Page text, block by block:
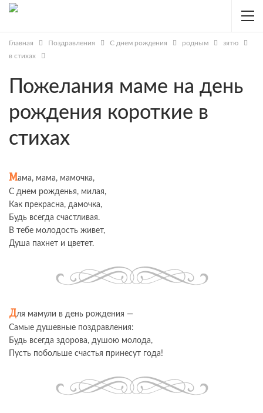
Главная Поздравления С днем рождения родным
зятю
в стихах
Пожелания маме на день
рождения короткие в
стихах
Мама, мама, мамочка,
С днем рожденья, милая,
Как прекрасна, дамочка,
Будь всегда счастливая.
В тебе молодость живет,
Душа пахнет и цветет.
Для мамули в день рождения —
Самые душевные поздравления:
Будь всегда здорова, душою молода,
Пусть побольше счастья принесут года!